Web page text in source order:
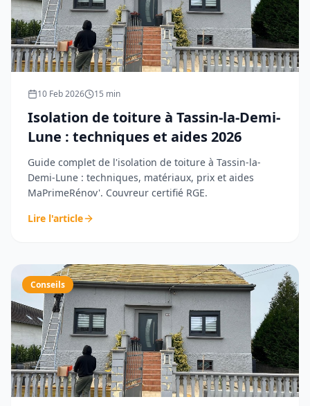
10 Feb 2026 15 min
Isolation de toiture à Tassin-la-Demi-
Lune : techniques et aides 2026
Guide complet de l'isolation de toiture à Tassin-la-
Demi-Lune : techniques, matériaux, prix et aides
MaPrimeRénov'. Couvreur certifié RGE.
Lire l'article
Conseils